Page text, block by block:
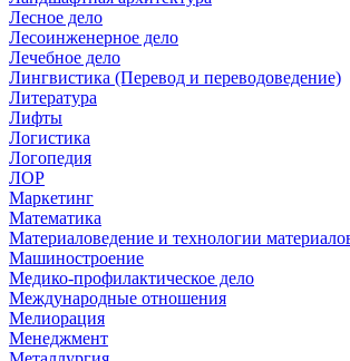
Лесное дело
Лесоинженерное дело
Лечебное дело
Лингвистика (Перевод и переводоведение)
Литература
Лифты
Логистика
Логопедия
ЛОР
Маркетинг
Математика
Материаловедение и технологии
Машиностроение
Медико-профилактическое дело
Международные отношения
Мелиорация
Менеджмент